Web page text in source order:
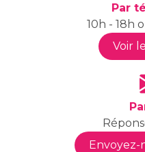
Par
10h - 18h
Voir
Envoyez-